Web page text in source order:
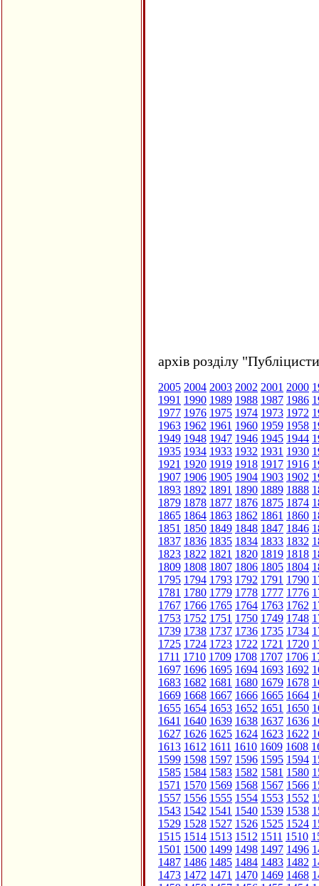
архів розділу
2005 2004 2003 2002 2001 2000
1991 1990 1989 1988 1987 1986
1977 1976 1975 1974 1973 1972
1963 1962 1961 1960 1959 1958
1949 1948 1947 1946 1945 1944
1935 1934 1933 1932 1931 1930
1921 1920 1919 1918 1917 1916
1907 1906 1905 1904 1903 1902
1893 1892 1891 1890 1889 1888
1879 1878 1877 1876 1875 1874
1865 1864 1863 1862 1861 1860
1851 1850 1849 1848 1847 1846
1837 1836 1835 1834 1833 1832
1823 1822 1821 1820 1819 1818
1809 1808 1807 1806 1805 1804
1795 1794 1793 1792 1791 1790
1781 1780 1779 1778 1777 1776
1767 1766 1765 1764 1763 1762
1753 1752 1751 1750 1749 1748
1739 1738 1737 1736 1735 1734
1725 1724 1723 1722 1721 1720
1711 1710 1709 1708 1707 1706
1697 1696 1695 1694 1693 1692
1683 1682 1681 1680 1679 1678
1669 1668 1667 1666 1665 1664
1655 1654 1653 1652 1651 1650
1641 1640 1639 1638 1637 1636
1627 1626 1625 1624 1623 1622
1613 1612 1611 1610 1609 1608
1599 1598 1597 1596 1595 1594
1585 1584 1583 1582 1581 1580
1571 1570 1569 1568 1567 1566
1557 1556 1555 1554 1553 1552
1543 1542 1541 1540 1539 1538
1529 1528 1527 1526 1525 1524
1515 1514 1513 1512 1511 1510
1501 1500 1499 1498 1497 1496
1487 1486 1485 1484 1483 1482
1473 1472 1471 1470 1469 1468